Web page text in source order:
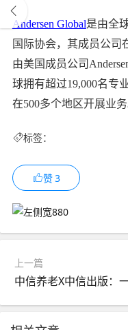
Andersen Global是由全
国际协会，其成员公司
由美国成员公司
球拥有超过19,000名专
在500多个地区开展业务
标签：
赞3
上一篇